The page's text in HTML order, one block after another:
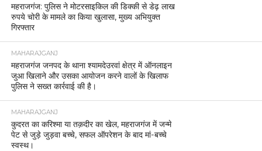
महराजगंज: पुलिस ने मोटरसाइकिल की डिक्की से डेढ़ लाख
रुपये चोरी के मामले का किया खुलासा, मुख्य अभियुक्त
गिरफ्तार
MAHARAJGANJ
महराजगंज जनपद के थाना श्यामदेउरवां क्षेत्र में ऑनलाइन
जुआ खिलाने और उसका आयोजन करने वालों के खिलाफ
पुलिस ने सख्त कार्रवाई की है।
MAHARAJGANJ
कुदरत का करिश्मा या तक़दीर का खेल, महराजगंज में जन्मे
पेट से जुड़े जुड़वा बच्चे, सफल ऑपरेशन के बाद मां-बच्चे
स्वस्थ।